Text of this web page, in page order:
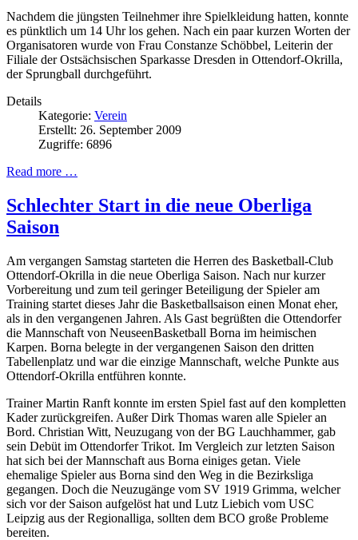
Nachdem die jüngsten Teilnehmer ihre Spielkleidung hatten, konnte
es pünktlich um 14 Uhr los gehen. Nach ein paar kurzen Worten der
Organisatoren wurde von Frau Constanze Schöbbel, Leiterin der
Filiale der Ostsächsischen Sparkasse Dresden in Ottendorf-Okrilla,
der Sprungball durchgeführt.
Details
Kategorie: Verein
Erstellt: 26. September 2009
Zugriffe: 6896
Read more …
Schlechter Start in die neue Oberliga
Saison
Am vergangen Samstag starteten die Herren des Basketball-Club
Ottendorf-Okrilla in die neue Oberliga Saison. Nach nur kurzer
Vorbereitung und zum teil geringer Beteiligung der Spieler am
Training startet dieses Jahr die Basketballsaison einen Monat eher,
als in den vergangenen Jahren. Als Gast begrüßten die Ottendorfer
die Mannschaft von NeuseenBasketball Borna im heimischen
Karpen. Borna belegte in der vergangenen Saison den dritten
Tabellenplatz und war die einzige Mannschaft, welche Punkte aus
Ottendorf-Okrilla entführen konnte.
Trainer Martin Ranft konnte im ersten Spiel fast auf den kompletten
Kader zurückgreifen. Außer Dirk Thomas waren alle Spieler an
Bord. Christian Witt, Neuzugang von der BG Lauchhammer, gab
sein Debüt im Ottendorfer Trikot. Im Vergleich zur letzten Saison
hat sich bei der Mannschaft aus Borna einiges getan. Viele
ehemalige Spieler aus Borna sind den Weg in die Bezirksliga
gegangen. Doch die Neuzugänge vom SV 1919 Grimma, welcher
sich vor der Saison aufgelöst hat und Lutz Liebich vom USC
Leipzig aus der Regionalliga, sollten dem BCO große Probleme
bereiten.